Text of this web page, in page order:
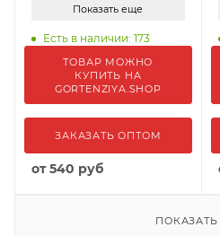
Показать еще
Есть в наличии: 173
ТОВАР МОЖНО
КУПИТЬ НА
GORTENZIYA.SHOP
ЗАКАЗАТЬ ОПТОМ
от540 руб